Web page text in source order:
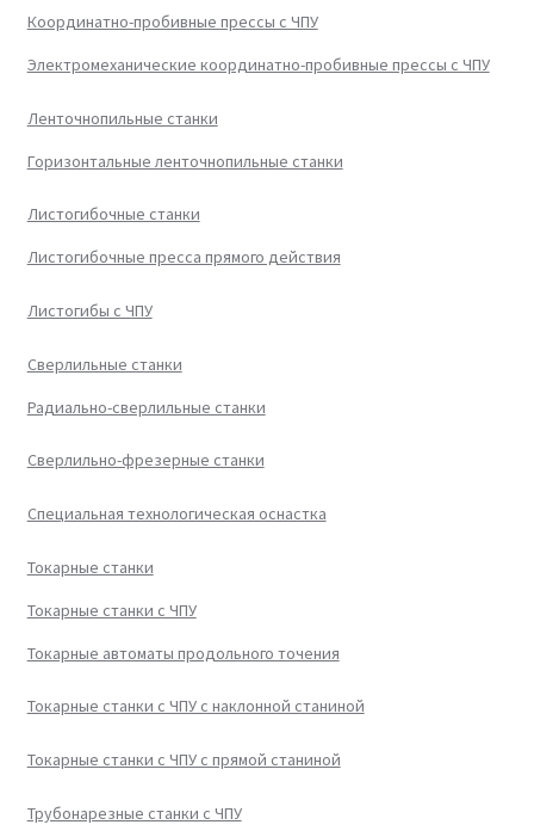
Координатно-пробивные прессы с ЧПУ
Электромеханические координатно-пробивные прессы с ЧПУ
Ленточнопильные станки
Горизонтальные ленточнопильные станки
Листогибочные станки
Листогибочные пресса прямого действия
Листогибы с ЧПУ
Сверлильные станки
Радиально-сверлильные станки
Сверлильно-фрезерные станки
Специальная технологическая оснастка
Токарные станки
Токарные станки с ЧПУ
Токарные автоматы продольного точения
Токарные станки с ЧПУ с наклонной станиной
Токарные станки с ЧПУ с прямой станиной
Трубонарезные станки с ЧПУ